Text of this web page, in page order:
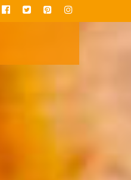
facebook
twitter pinterest